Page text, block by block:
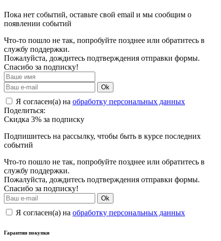
Пока нет событий, оставьте свой email и мы сообщим о
появлении событий
Что-то пошло не так, попробуйте позднее или обратитесь в
службу поддержки.
Пожалуйста, дождитесь подтверждения отправки формы.
Спасибо за подписку!
Ok
Я согласен(а) на обработку персональных данных
Поделиться:
Скидка 3% за подписку
Подпишитесь на рассылку, чтобы быть в курсе последних
событий
Что-то пошло не так, попробуйте позднее или обратитесь в
службу поддержки.
Пожалуйста, дождитесь подтверждения отправки формы.
Спасибо за подписку!
Ok
Я согласен(а) на обработку персональных данных
Гарантии покупки